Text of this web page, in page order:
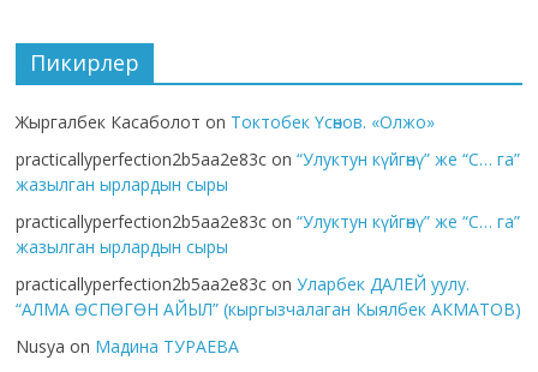
Пикирлер
Жыргалбек Касаболот on Токтобек Үсөнов. «Олжо»
practicallyperfection2b5aa2e83c on“Улуктун күйгөнү” же “С… га”
жазылган ырлардын сыры
practicallyperfection2b5aa2e83c on“Улуктун күйгөнү” же “С… га”
жазылган ырлардын сыры
practicallyperfection2b5aa2e83c onУларбек ДАЛЕЙ уулу.
“АЛМА ӨСПӨГӨН АЙЫЛ” (кыргызчалаган Кыялбек АКМАТОВ)
Nusya on Мадина ТУРАЕВА